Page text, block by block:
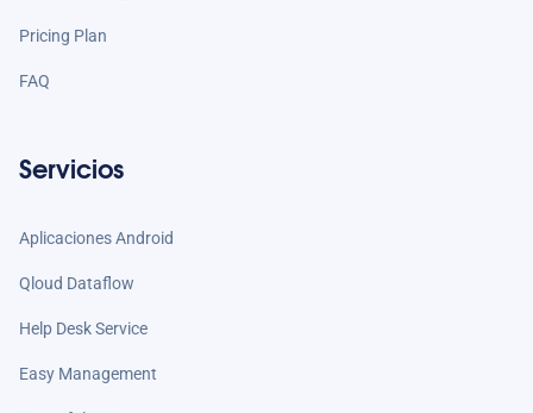
Pricing Plan
FAQ
Servicios
Aplicaciones Android
Qloud Dataflow
Help Desk Service
Easy Management